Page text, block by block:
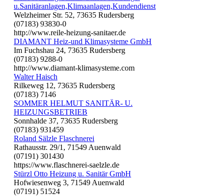
u.Sanitäranlagen,Klimaanlagen,Kundendienst
Welzheimer Str. 52, 73635 Rudersberg
(07183) 93830-0
http://www.reile-heizung-sanitaer.de
DIAMANT Heiz-und Klimasysteme GmbH
Im Fuchshau 24, 73635 Rudersberg
(07183) 9288-0
http://www.diamant-klimasysteme.com
Walter Haisch
Rilkeweg 12, 73635 Rudersberg
(07183) 7146
SOMMER HELMUT SANITÄR- U.
HEIZUNGSBETRIEB
Sonnhalde 37, 73635 Rudersberg
(07183) 931459
Roland Sälzle Flaschnerei
Rathausstr. 29/1, 71549 Auenwald
(07191) 301430
https://www.flaschnerei-saelzle.de
Stürzl Otto Heizung u. Sanitär GmbH
Hofwiesenweg 3, 71549 Auenwald
(07191) 51524